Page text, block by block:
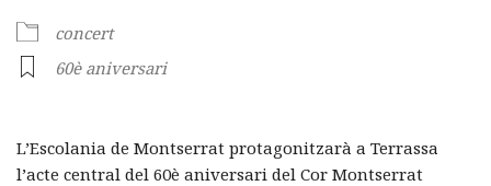
concert
60è aniversari
L’Escolania de Montserrat protagonitzarà a Terrassa
l’acte central del 60è aniversari del Cor Montserrat